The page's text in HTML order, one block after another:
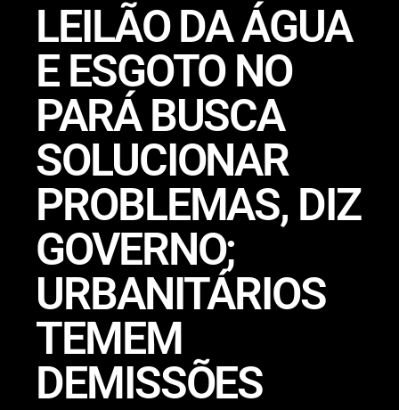
LEILÃO DA ÁGUA
E ESGOTO NO
PARÁ BUSCA
SOLUCIONAR
PROBLEMAS, DIZ
GOVERNO;
URBANITÁRIOS
TEMEM
DEMISSÕES